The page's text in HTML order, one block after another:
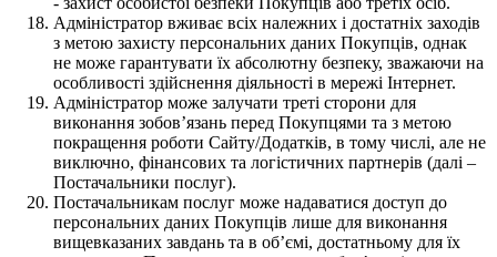
Адміністратор вживає всіх належних і достатніх заходів
з метою захисту персональних даних Покупців, однак
не може гарантувати їх абсолютну безпеку, зважаючи на
особливості здійснення діяльності в мережі Інтернет.
Адміністратор може залучати треті сторони для
виконання зобов’язань перед Покупцями та з метою
покращення роботи Сайту/Додатків, в тому числі, але не
виключно, фінансових та логістичних партнерів (далі –
Постачальники послуг).
Постачальникам послуг може надаватися доступ до
персональних даних Покупців лише для виконання
вищевказаних завдань та в об’ємі, достатньому для їх